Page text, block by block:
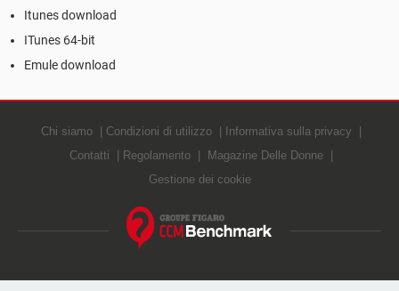
Itunes download
ITunes 64-bit
Emule download
Chi siamo Condizioni di utilizzo
Informativa sulla privacy
Contatti
Regolamento
Magazine Delle Donne
Gestione dei cookie